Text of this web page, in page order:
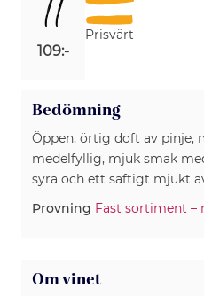
11
109:-
Prisvärt
Bedömning
Öppen, örtig doft av pinje,
medelfyllig, mjuk smak
syra och ett saftigt mjukt
Provning Fast sortiment –
Om vinet